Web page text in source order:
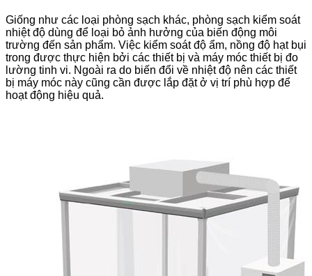
Giống như các loại phòng sạch khác, phòng sạch kiểm soát
nhiệt độ dùng để loại bỏ ảnh hưởng của biến động môi
trường đến sản phẩm. Việc kiểm soát độ ẩm, nồng độ hạt bụi
trong được thực hiện bởi các thiết bị và máy móc thiết bị đo
lường tinh vi. Ngoài ra do biến đổi về nhiệt độ nên các thiết
bị máy móc này cũng cần được lắp đặt ở vị trí phù hợp để
hoạt động hiệu quả.